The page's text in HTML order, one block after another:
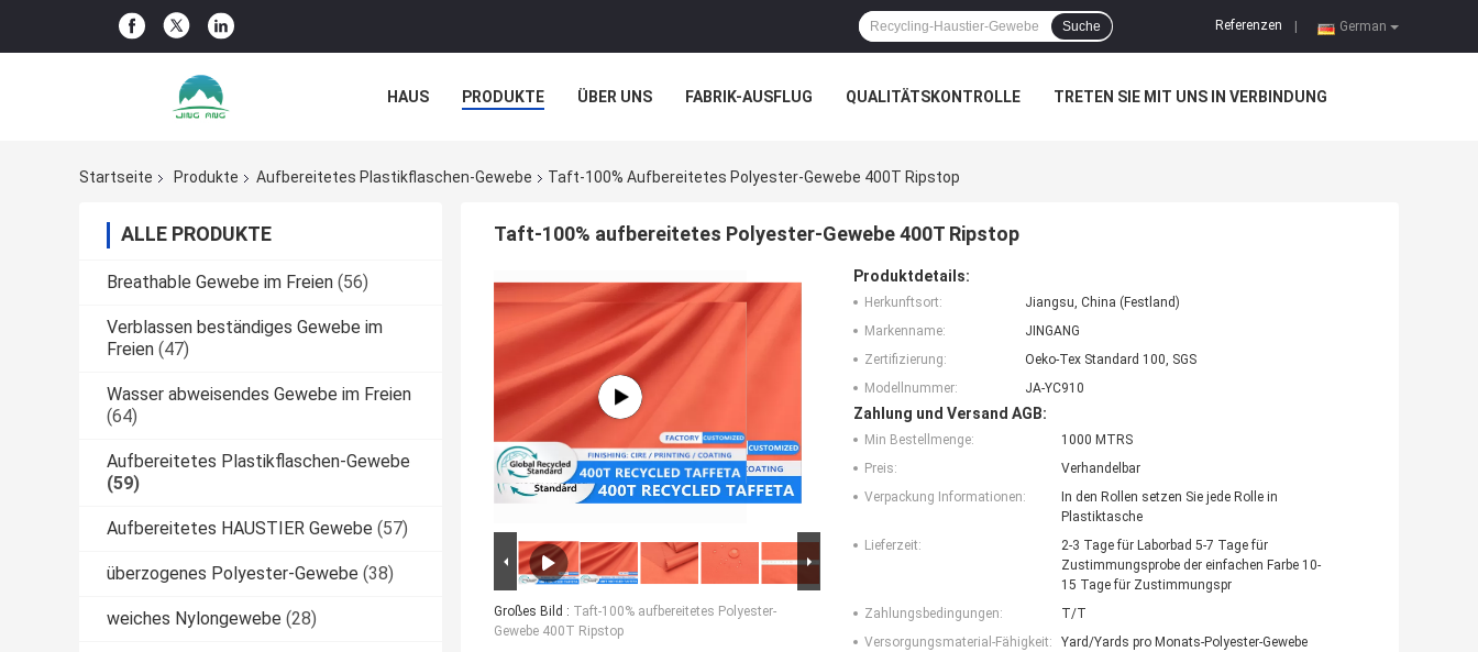
German
Referenzen
Suche
HAUS PRODUKTE ÜBER UNS FABRIK-AUSFLUG QUALITÄTSKONTROLLE TRETEN SIE MIT UNS IN VERBINDUNG
Startseite
Produkte Aufbereitetes Plastikflaschen-Gewebe Taft-100% Aufbereitetes Polyester-Gewebe 400T Ripstop
ALLE PRODUKTE
Breathable Gewebe im Freien (56)
Verblassen beständiges Gewebe im
Freien (47)
Wasser abweisendes Gewebe im Freien
(64)
Aufbereitetes Plastikflaschen-Gewebe
(59)
Aufbereitetes HAUSTIER Gewebe (57)
überzogenes Polyester-Gewebe (38)
weiches Nylongewebe (28)
Taft-100% aufbereitetes Polyester-Gewebe 400T Ripstop
Großes Bild : Taft-100% aufbereitetes Polyester-
Gewebe 400T Ripstop
Produktdetails:
Herkunftsort:
Jiangsu, China (Festland)
Markenname:
JINGANG
Zertifizierung:
Oeko-Tex Standard 100, SGS
Modellnummer:
JA-YC910
Zahlung und Versand AGB:
Min Bestellmenge:
1000 MTRS
Preis:
Verhandelbar
Verpackung Informationen:
In den Rollen setzen Sie jede Rolle in
Plastiktasche
Lieferzeit:
2-3 Tage für Laborbad 5-7 Tage für
Zustimmungsprobe der einfachen Farbe 10-
15 Tage für Zustimmungspr
Zahlungsbedingungen:
T/T
Versorgungsmaterial-Fähigkeit:
Yard/Yards pro Monats-Polyester-Gewebe